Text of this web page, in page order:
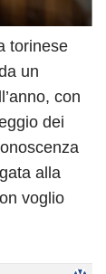
torinese
un
con
dei
alla
voglio